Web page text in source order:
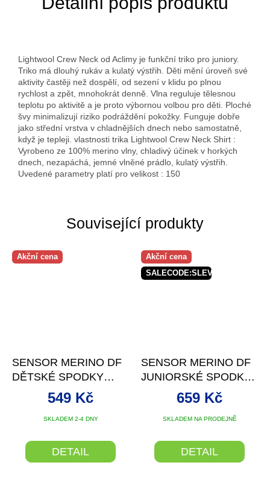
Související produkty
Akční cena
SENSOR MERINO DF
DĚTSKÉ SPODKY
DEEP BLUE
SKLADEM 2-4 DNY
549 Kč
DETAIL
Akční cena
SALECODE:SLEVAX5:5:%
SENSOR MERINO DF
JUNIORSKÉ SPODKY
MODRÁ
SKLADEM NA PRODEJNĚ
659 Kč
DETAIL
Lightwool Crew Neck od Aclimy je funkční triko pro juniory.
Triko má dlouhý rukáv a kulatý výstřih. Děti mění úroveň své
aktivity častěji než dospělí, od sezení v klidu po plnou
rychlost a zpět, mnohokrát denně. Vlna reguluje tělesnou
teplotu po aktivitě a je proto výbornou volbou pro děti. Ploché
švy minimalizují riziko podráždění pokožky. Funguje dobře
jako střední vrstva v chladnějších dnech nebo samostatně,
když je tepleji. vlastnosti trika Lightwool Crew Neck Shirt :
Vyrobeno ze 100% merino vlny, chladivý účinek v horkých
dnech, nezapáchá, jemné vlněné prádlo, kulatý výstřih.
Uvedené parametry platí pro velikost : 150